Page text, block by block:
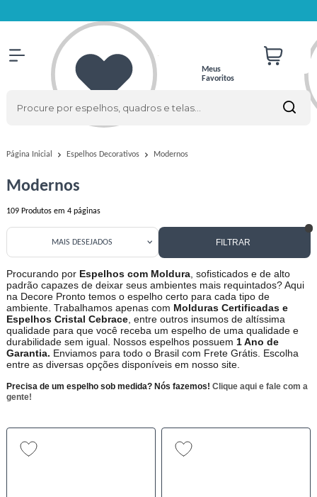
Meus
Favoritos
Página Inicial Espelhos Decorativos Modernos
Modernos
109 Produtos em 4 páginas
FILTRAR
MAIS DESEJADOS
Procurando porEspelhos com Moldura, sofisticados e de alto
padrão capazes de deixar seus ambientes mais requintados? Aqui
na Decore Pronto temos o espelho certo para cada tipo de
ambiente. Trabalhamos apenas com Molduras Certificadas e
Espelhos Cristal Cebrace, entre outros insumos de altíssima
qualidade para que você receba um espelho de uma qualidade e
durabilidade sem igual. Nossos espelhos possuem 1 Ano de
Garantia. Enviamos para todo o Brasil com Frete Grátis. Escolha
entre as diversas opções disponíveis em nosso site.
Precisa de um espelho sob medida? Nós fazemos! Clique aqui e fale com a
gente!